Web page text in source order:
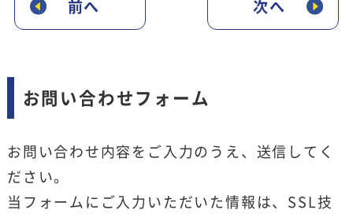
前へ 次へ
お問い合わせフォーム
お問い合わせ内容をご入力のうえ、送信してく
ださい。
当フォームにご入力いただいた情報は、SSL技